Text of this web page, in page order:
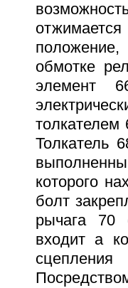
обмотке
элемент
толкателем
Толкатель
которого
болт
рычага 70
входит а